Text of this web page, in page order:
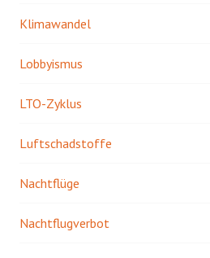
Klimawandel
Lobbyismus
LTO-Zyklus
Luftschadstoffe
Nachtflüge
Nachtflugverbot